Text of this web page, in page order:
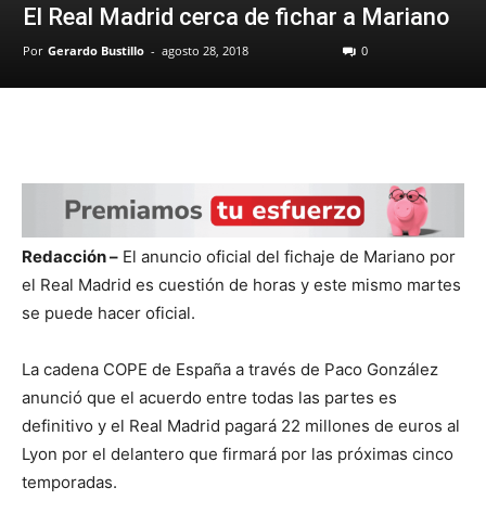
El Real Madrid cerca de fichar a Mariano
Por Gerardo Bustillo - agosto 28, 2018 0
Redacción – El anuncio oficial del fichaje de Mariano por
el Real Madrid es cuestión de horas y este mismo martes
se puede hacer oficial.
La cadena COPE de España a través de Paco González
anunció que el acuerdo entre todas las partes es
definitivo y el Real Madrid pagará 22 millones de euros al
Lyon por el delantero que firmará por las próximas cinco
temporadas.